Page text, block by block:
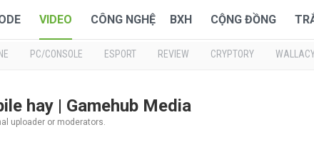
VIDEO CÔNG NGHỆ BXH CỘNG ĐỒNG
PC/CONSOLE ESPORT REVIEW CRYPTORY
hay | Gamehub Media
uploader or moderators.